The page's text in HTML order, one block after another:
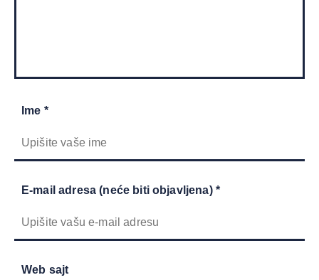
Ime *
E-mail adresa (neće biti objavljena) *
Web sajt